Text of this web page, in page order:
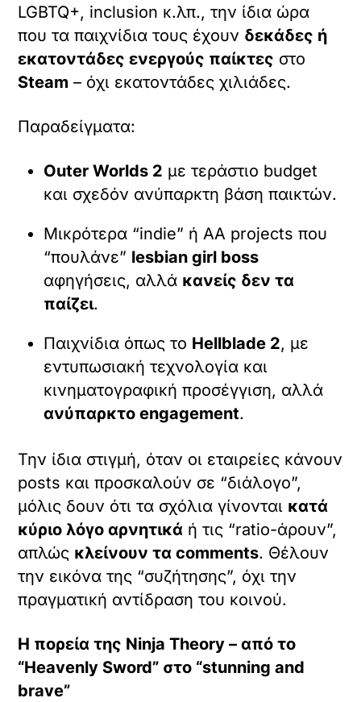
LGBTQ+, inclusion κ.λπ., την ίδια ώρα
που τα παιχνίδια τους έχουν δεκάδες ή
εκατοντάδες ενεργούς παίκτες στο
Steam – όχι εκατοντάδες χιλιάδες.
Παραδείγματα:
Outer Worlds 2 με τεράστιο budget
και σχεδόν ανύπαρκτη βάση παικτών.
Μικρότερα “indie” ή AA projects που
“πουλάνε” lesbian girl boss
αφηγήσεις, αλλά κανείς δεν τα
παίζει.
Παιχνίδια όπως το Hellblade 2, με
εντυπωσιακή τεχνολογία και
κινηματογραφική προσέγγιση, αλλά
ανύπαρκτο engagement.
Την ίδια στιγμή, όταν οι εταιρείες κάνουν
posts και προσκαλούν σε “διάλογο”,
μόλις δουν ότι τα σχόλια γίνονται κατά
κύριο λόγο αρνητικά ή τις “ratio-άρουν”,
απλώς κλείνουν τα comments. Θέλουν
την εικόνα της “συζήτησης”, όχι την
πραγματική αντίδραση του κοινού.
Η πορεία της Ninja Theory – από το
“Heavenly Sword” στο “stunning and
brave”